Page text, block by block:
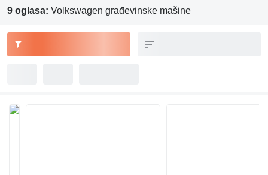
9 oglasa: Volkswagen građevinske mašine